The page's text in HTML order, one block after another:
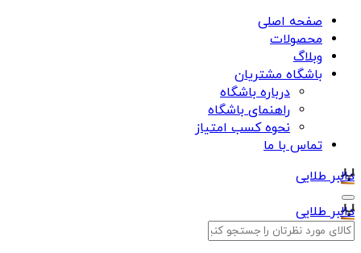
صفحه اصلی
محصولات
وبلاگ
باشگاه مشتریان
درباره باشگاه
راهنمای باشگاه
نحوه کسب امتیاز
تماس با ما
دالبر طلایی
دالبر طلایی